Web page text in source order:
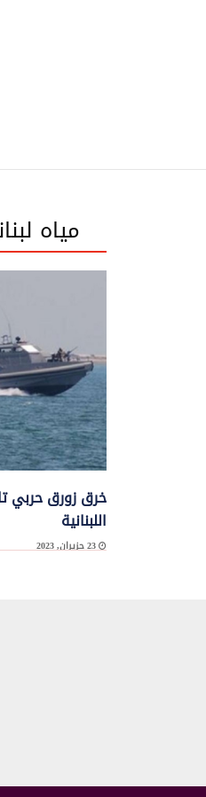
مياه
خرق زورق حربي
اللبنانية
23 حزيران, 2023